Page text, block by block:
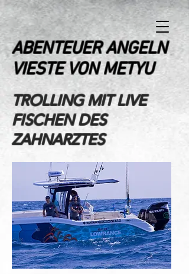
ABENTEUER ANGELN
VIESTE VON METYU
TROLLING MIT LIVE
FISCHEN DES
ZAHNARZTES